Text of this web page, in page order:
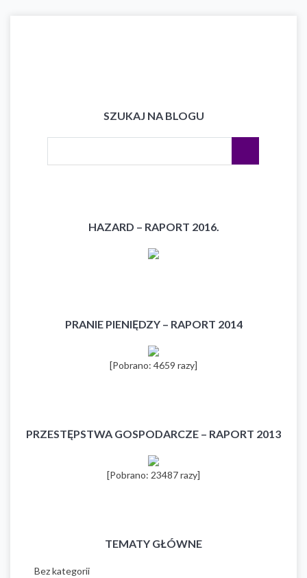
SZUKAJ NA BLOGU
HAZARD – RAPORT 2016.
PRANIE PIENIĘDZY – RAPORT 2014
[Pobrano: 4659 razy]
PRZESTĘPSTWA GOSPODARCZE – RAPORT 2013
[Pobrano: 23487 razy]
TEMATY GŁÓWNE
Bez kategorii